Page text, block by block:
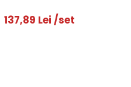
137,89 Lei /set